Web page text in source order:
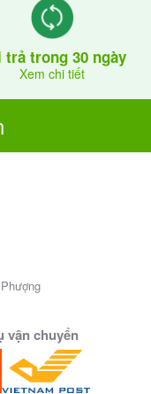
trong 30 ngày
Xem chi tiết
vận chuyển